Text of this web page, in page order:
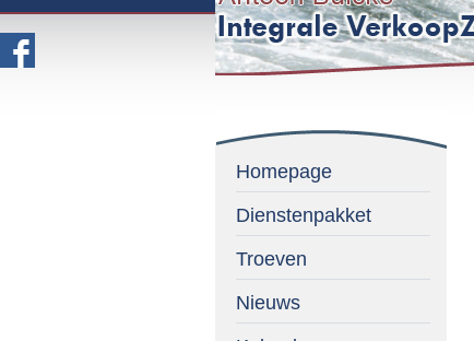
Homepage
Dienstenpakket
Troeven
Nieuws